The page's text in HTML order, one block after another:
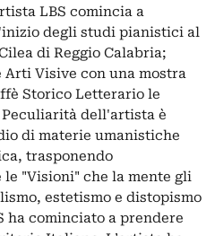
LBS comincia a
degli studi pianistici al
di Reggio Calabria;
Visive con una mostra
Storico Letterario le
Peculiarità dell'artista è
di materie umanistiche
trasponendo
"Visioni" che la mente gli
estetismo e distopismo
ha cominciato a prendere